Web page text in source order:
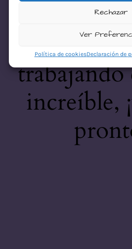
Rechazar
Ver
Política de cookiesDeclaración de
desastre!
trabajando
increíble,